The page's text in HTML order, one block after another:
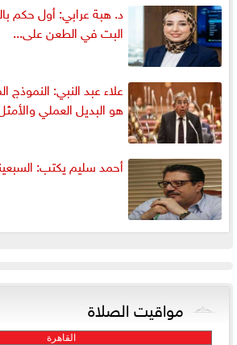
د. هبة عرابي: أول حكم
البت في الطعن على...
علاء عبد النبي: النموذج
هو البديل العملي
أحمد سليم يكتب:
مواقيت الصلاة